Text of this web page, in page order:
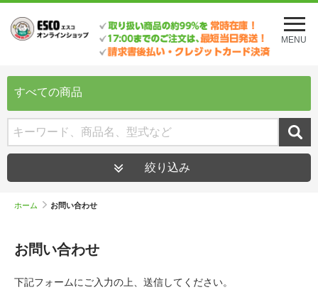
メ
ニ
ュ
を
MENU
すべての商品
絞り込み
ホーム お問い合わせ
お問い合わせ
下記フォームにご入力の上、送信してください。